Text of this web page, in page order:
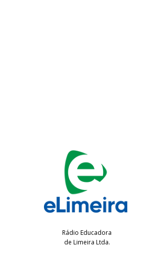
Rádio Educadora
de Limeira Ltda.